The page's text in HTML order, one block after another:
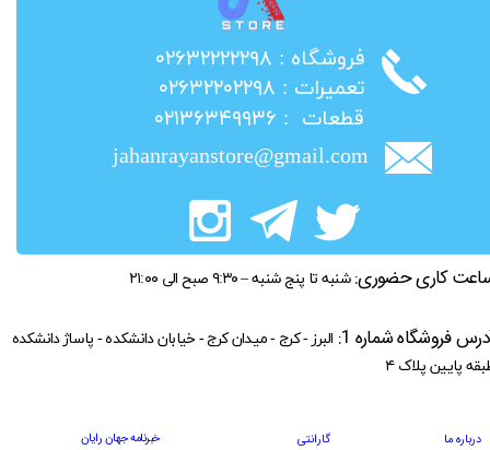
​فروشگاه : ۰۲۶۳۲۲۲۲۲۹۸
​تعمیرات : ۰۲۶۳۲۲۰۲۲۹۸
​قطعات : ۰۲۱۳۶۳۴۹۹۳۶
jahanrayanstore@gmail.com
کاری حضوری: شنبه تا پنج شنبه – ۹:۳۰ صبح الی ۲۱:۰۰
درباره ما گارانتی خبرنامه جهان رایان
فروشگاه شماره 1:
البرز - کرج - میدان کرج - خیابان دانشکده - پاساژ دانشکده
پایین پلاک ۴